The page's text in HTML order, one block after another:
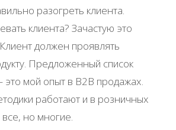
разогреть клиента.
клиента? Зачастую это
должен проявлять
Предложенный список
мой опыт в B2B продажах.
работают и в розничных
но многие.